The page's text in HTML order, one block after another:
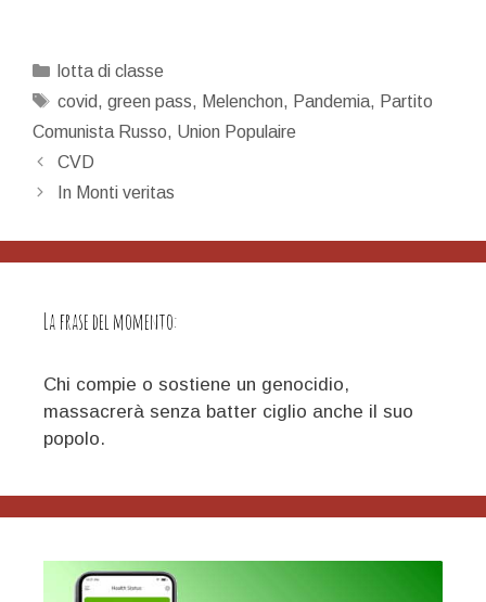
Categorie
lotta di classe
Tag
covid, green pass, Melenchon, Pandemia, Partito
Comunista Russo, Union Populaire
Navigazione
articolo
CVD
In Monti veritas
La frase del momento:
Chi compie o sostiene un genocidio,
massacrerà senza batter ciglio anche il suo
popolo.